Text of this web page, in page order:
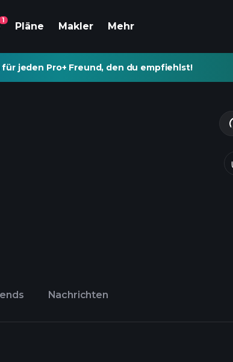
1
Pläne Makler Mehr
jeden Pro+ Freund, den du empfiehlst!
Nachrichten